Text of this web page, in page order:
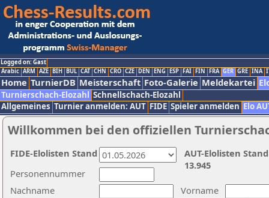
Logged on: Gast
Arabic ARM AZE BIH BUL CAT CHN CRO CZE DEN ENG ESP FAI FIN FRA GER GRE INA
Home TurnierDB Meisterschaft Foto-Galerie Meldekartei
Turnierschach-Elozahl Schnellschach-Elozahl
Allgemeines Turnier anmelden: AUT FIDE Spieler anmelden Elo
Willkommen bei den offiziellen
Nachname
Vorname
Personennummer
AUT-Elolisten
13.945
FIDE-Elolisten Stand